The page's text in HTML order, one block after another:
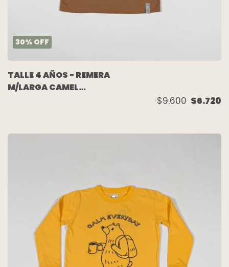
30% OFF
TALLE 4 AÑOS - REMERA
M/LARGA CAMEL
$9.600 $6.720